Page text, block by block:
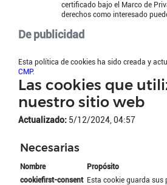
De publicidad
certificado bajo el Marco de
derechos como interesado
Esta política de cookies ha sido creada y
CMP.
Las cookies que
nuestro sitio web
Actualizado: 5/12/2024, 04:57
Necesarias
Nombre
Propósito
cookiefirst-consent Esta cookie guarda sus